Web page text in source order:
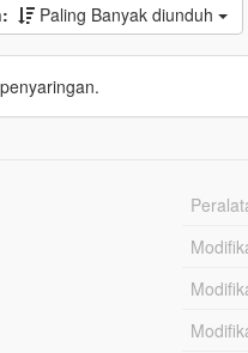
Paling Banyak diunduh